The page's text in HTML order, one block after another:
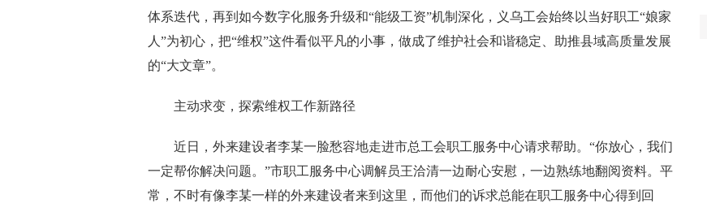
体系迭代，再到如今数字化服务升级和“能级工资”机制深化，义乌工会始终以当好职工“娘家
人”为初心，把“维权”这件看似平凡的小事，做成了维护社会和谐稳定、助推县域高质量发展
的“大文章”。
主动求变，探索维权工作新路径
近日，外来建设者李某一脸愁容地走进市总工会职工服务中心请求帮助。“你放心，我们
一定帮你解决问题。”市职工服务中心调解员王洽清一边耐心安慰，一边熟练地翻阅资料。平
常，不时有像李某一样的外来建设者来到这里，而他们的诉求总能在职工服务中心得到回